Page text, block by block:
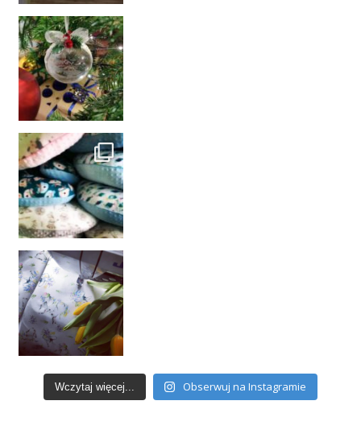
Wczytaj więcej... Obserwuj na Instagramie